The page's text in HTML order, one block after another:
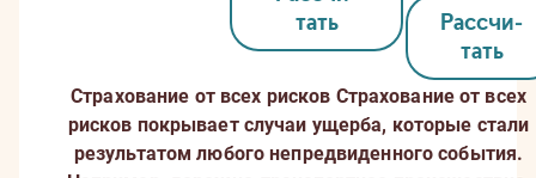
тать
Рассчи­
тать
Страхование от всех рисков Страхование от всех
рисков покрывает случаи ущерба, которые стали
результатом любого непредвиденного события.